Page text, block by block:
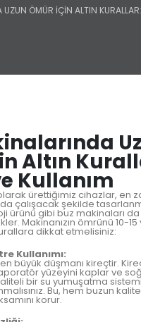
ÖMÜR İÇIN ALTIN
Altın
Kullanım
ürettiğimiz cihazlar, en
çalışacak şekilde
ürünü gibi buz makinaları
Makinanızın ömrünü 10-15
dikkat etmelisiniz:
Kullanımı:
büyük düşmanı kireçtir.
yüzeyini kaplar ve
bir su yumuşatma
Bu, hem buzun
korur.